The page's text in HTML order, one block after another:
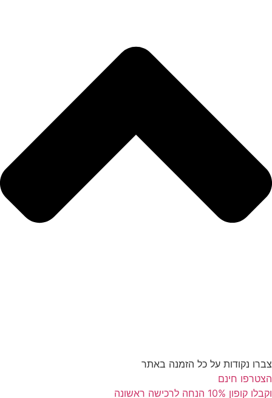
צברו נקודות על כל הזמנה באתר
הצטרפו חינם
וקבלו קופון 10% הנחה לרכישה ראשונה